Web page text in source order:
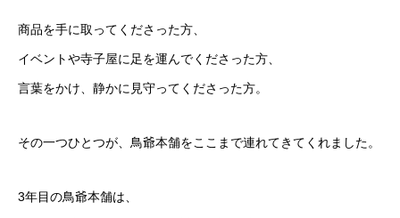
商品を手に取ってくださった方、
イベントや寺子屋に足を運んでくださった方、
言葉をかけ、静かに見守ってくださった方。
その一つひとつが、鳥爺本舗をここまで連れてきてくれました。
3年目の鳥爺本舗は、